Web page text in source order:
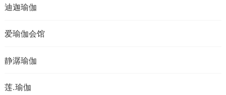
迪迦瑜伽
爱瑜伽会馆
静潺瑜伽
莲.瑜伽